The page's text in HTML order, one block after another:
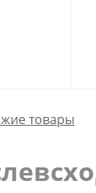
товары